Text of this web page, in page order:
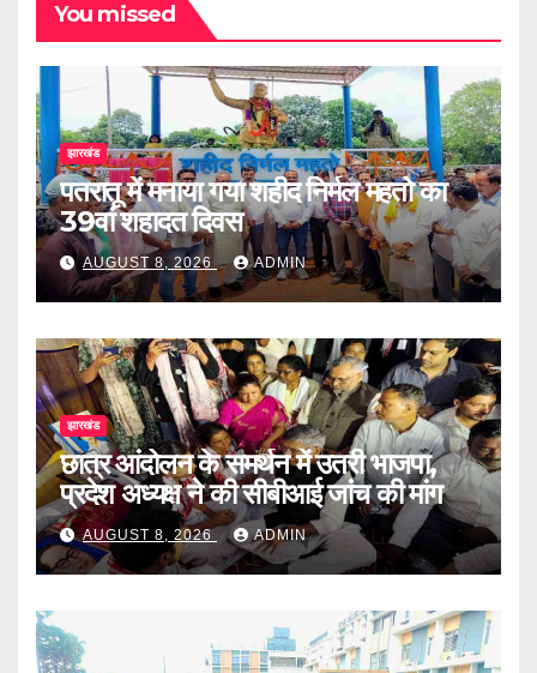
You missed
झारखंड
पतरातू में मनाया गया शहीद निर्मल महतो का
39वां शहादत दिवस
AUGUST 8, 2026 ADMIN
झारखंड
छात्र आंदोलन के समर्थन में उतरी भाजपा,
प्रदेश अध्यक्ष ने की सीबीआई जांच की मांग
AUGUST 8, 2026 ADMIN